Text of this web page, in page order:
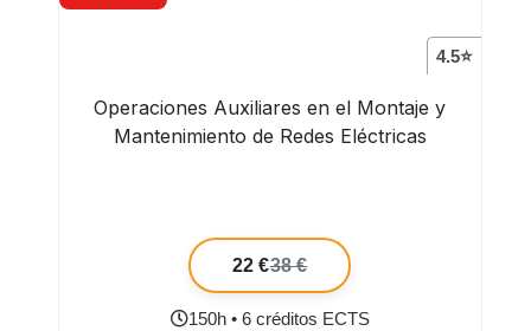
4.5⭐
Operaciones Auxiliares en el Montaje y
Mantenimiento de Redes Eléctricas
22 €38 €
150h • 6 créditos ECTS